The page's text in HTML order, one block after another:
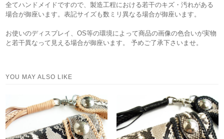
全てハンドメイドですので、製造工程における若干のキズ・汚れがある
場合が御座います。表記サイズも数ミリ異なる場合が御座います。
お使いのディスプレイ、OS等の環境によって商品の画像の色合いが実物
と若干異なって見える場合が御座います。 予めご了承下さいませ。
YOU MAY ALSO LIKE